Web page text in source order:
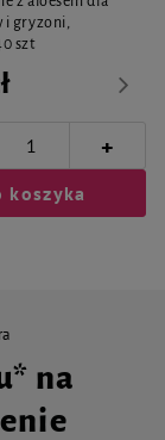
i gryzoni,
szt
+
koszyka
na